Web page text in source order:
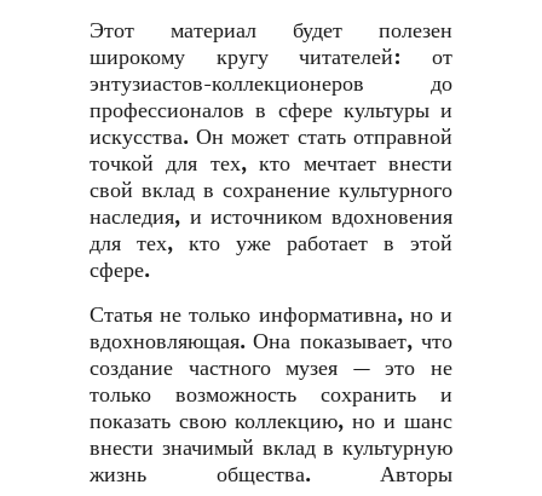
Этот материал будет полезен
широкому кругу читателей: от
энтузиастов-коллекционеров до
профессионалов в сфере культуры и
искусства. Он может стать отправной
точкой для тех, кто мечтает внести
свой вклад в сохранение культурного
наследия, и источником вдохновения
для тех, кто уже работает в этой
сфере.
Статья не только информативна, но и
вдохновляющая. Она показывает, что
создание частного музея — это не
только возможность сохранить и
показать свою коллекцию, но и шанс
внести значимый вклад в культурную
жизнь общества. Авторы